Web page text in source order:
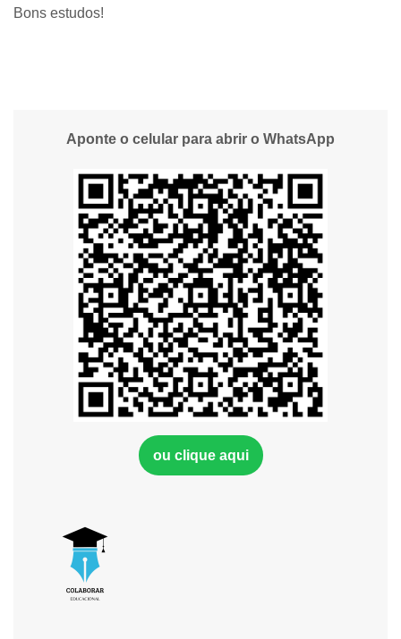
Bons estudos!
Aponte o celular para abrir o WhatsApp
ou clique aqui